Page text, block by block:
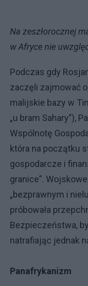
Na zeszłorocznej
w Afryce nie
Podczas gdy
zaczęli zajmować
malijskie bazy w
„u bram Sahary”),
Wspólnotę
która na początku
gospodarcze i
granice”.
„bezprawnym i
próbowała
Bezpieczeństwa,
natrafiając jednak
Panafrykanizm